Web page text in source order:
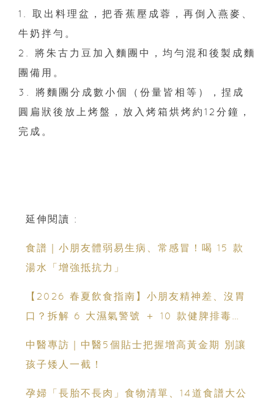
1. 取出料理盆，把香蕉壓成蓉，再倒入燕麥、
牛奶拌勻。
2. 將朱古力豆加入麵團中，均勻混和後製成麵
團備用。
3. 將麵團分成數小個（份量皆相等），捏成
圓扁狀後放上烤盤，放入烤箱烘烤約12分鐘，
完成。
延伸閱讀 :
食譜｜小朋友體弱易生病、常感冒！喝 15 款
湯水「增強抵抗力」
【2026 春夏飲食指南】小朋友精神差、沒胃
口？拆解 6 大濕氣警號 ＋ 10 款健脾排毒祛
中醫專訪｜中醫5個貼士把握增高黃金期 別讓
孩子矮人一截！
孕婦「長胎不長肉」食物清單、14道食譜大公